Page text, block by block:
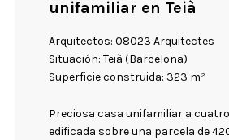
unifamiliar en Teià
Arquitectos: 08023 Arquitectes
Situación: Teià (Barcelona)
Superficie construida: 323 m²
Preciosa casa unifamiliar a
edificada sobre una parcela de